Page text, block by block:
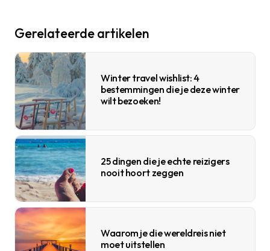
Gerelateerde artikelen
Winter travel wishlist: 4
bestemmingen die je deze winter
wilt bezoeken!
25 dingen die je echte reizigers
nooit hoort zeggen
Waarom je die wereldreis niet
moet uitstellen